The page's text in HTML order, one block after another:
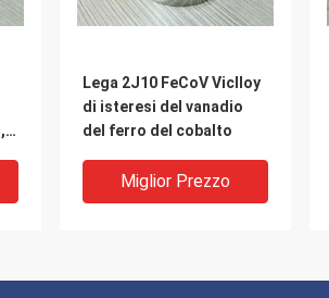
Lega 2J10 FeCoV Viclloy
di isteresi del vanadio
del ferro del cobalto
Miglior Prezzo